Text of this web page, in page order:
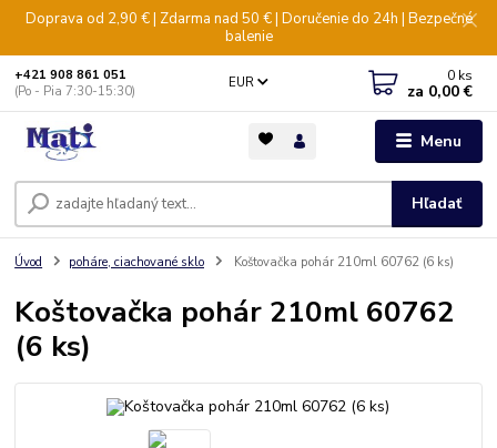
Doprava od 2,90 € | Zdarma nad 50 € | Doručenie do 24h | Bezpečné
balenie
Menu
EUR
Hľadať
+421 908 861 051
(Po - Pia 7:30-15:30)
0 ks
za 0,00 €
Úvod poháre, ciachované sklo Koštovačka pohár 210ml 60762 (6 ks)
Koštovačka pohár 210ml 60762
(6 ks)